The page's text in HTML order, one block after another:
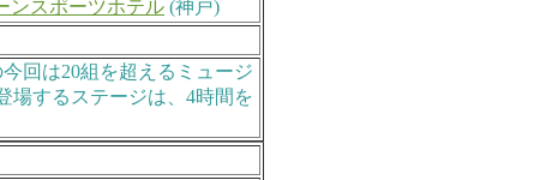
ンスポーツホテル (神戸)
回は20組を超えるミュージ
場するステージは、4時間を